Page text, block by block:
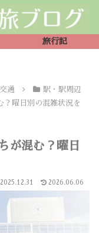
旅行記
通
駅・駅周辺
？曜日別の混雑状況を
が混む？曜日
2025.12.31 2026.06.06